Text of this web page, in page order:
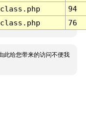
94
76
此给您带来的访问不便我